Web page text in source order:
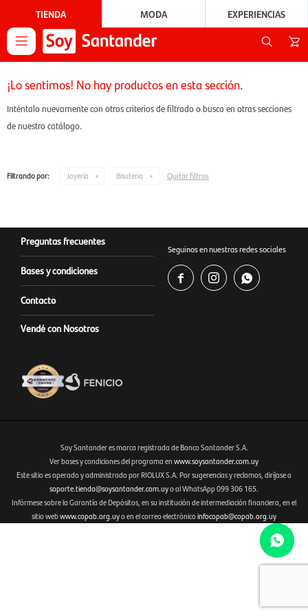
TIENDA MODA EXPERIENCIAS

¡Lo sentimos! No hay productos en esta sección.
Inténtalo nuevamente con otros criterios de filtrado o busca en otras secciones
de nuestro catálogo.
Filtrando por: Joyeria Bisuteria Quitar filtros
Preguntas frecuentes
Bases y condiciones
Contacto
Vendé con Nosotros
Seguinos en nuestras redes sociales
  
Fenicio eCommerce Uruguay
Soy Santander es marca registrada de Banco Santander S.A.
Ver bases y condiciones del programa en www.soysantander.com.uy
Este sitio es operado y administrado por RIOLUX S.A. Por sugerencias y reclamos, diríjase a
soporte.tienda@soysantander.com.uyo al WhatsApp 099 306 165.
Infórmese sobre la Garantía de Depósitos, en su institución de intermediación financiera, en el
sitio webwww.copab.org.uyo en el correo electrónicoinfocopab@copab.org.uy